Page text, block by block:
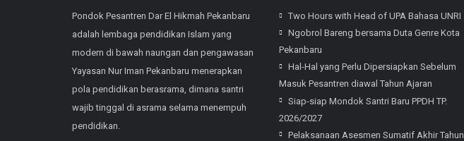
Pondok Pesantren Dar El Hikmah Pekanbaru
adalah lembaga pendidikan Islam yang
modern di bawah naungan dan pengawasan
Yayasan Nur Iman Pekanbaru menerapkan
pola pendidikan berasrama, dimana santri
wajib tinggal di asrama selama menempuh
pendidikan.
Two Hours with Head of UPA Bahasa UNRI
Ngobrol Bareng bersama Duta Genre Kota
Pekanbaru
Hal-Hal yang Perlu Dipersiapkan Sebelum
Masuk Pesantren diawal Tahun Ajaran
Siap-siap Mondok Santri Baru PPDH TP.
2026/2027
Pelaksanaan Asesmen Sumatif Akhir Tahun